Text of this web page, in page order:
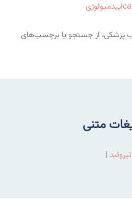
اپیدمیولوژی
پزشکی، از جستجو یا برچسب‌های
متنی
|